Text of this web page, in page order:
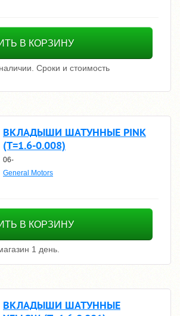
В КОРЗИНУ
Сроки и стоимость
ВКЛАДЫШИ ШАТУННЫЕ PINK
(T=1.6-0.008)
06-
General Motors
В КОРЗИНУ
1 день.
ВКЛАДЫШИ ШАТУННЫЕ